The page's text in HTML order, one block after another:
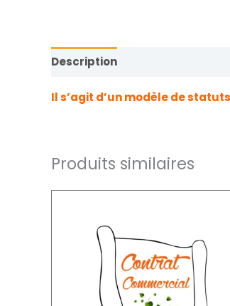
Description
Il s’agit d’un modèle de
Produits similaires
à
9,00€